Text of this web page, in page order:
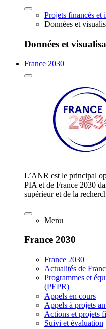
Projets financés et
Données et
Données et
France 2030
L’ANR est le principal
PIA et de France 2030
supérieur et de la
Menu
France 2030
France 2030
Actualités de
Programmes et
(PEPR)
Appels en cours
Appels à projets
Actions et projets
Suivi et évaluation